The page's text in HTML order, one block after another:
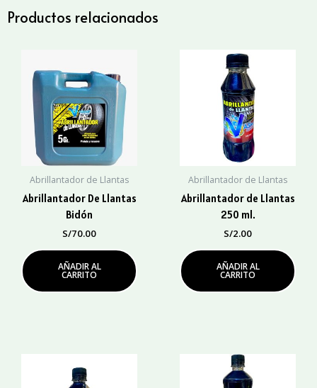
Productos relacionados
Abrillantador de Llantas
Abrillantador De Llantas
Bidón
S/70.00
AÑADIR AL
CARRITO
Abrillantador de Llantas
Abrillantador de Llantas
250 ml.
S/2.00
AÑADIR AL
CARRITO